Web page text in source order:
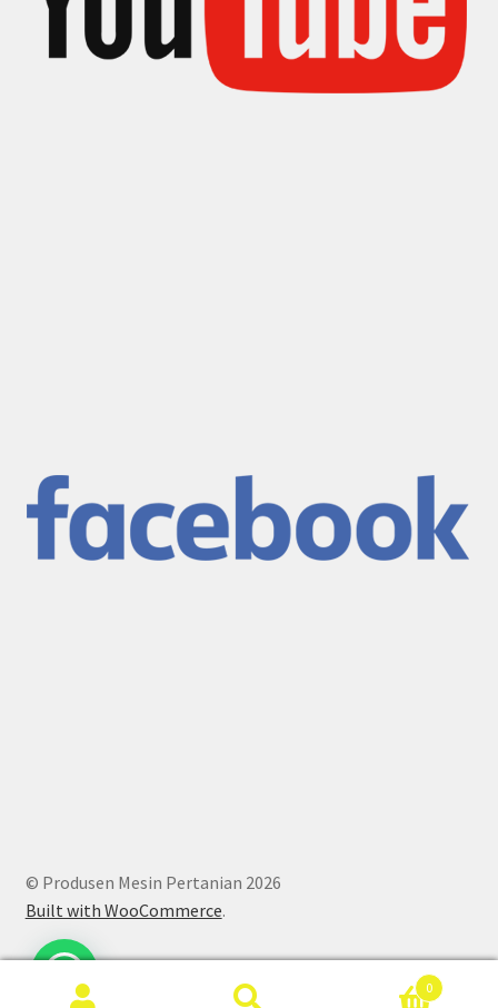
© Produsen Mesin Pertanian 2026
Built with WooCommerce.
0